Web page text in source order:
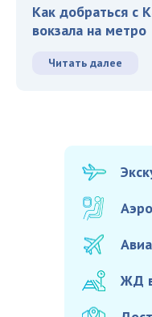
Как добраться с
вокзала на метро
Читать далее
ЖД